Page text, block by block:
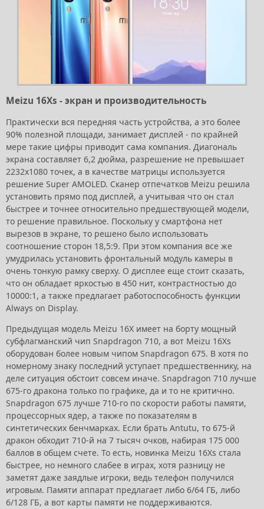
Meizu 16Xs - экран и производительность
Практически вся передняя часть устройства, а это более
90% полезной площади, занимает дисплей - по крайней
мере такие цифры приводит сама компания. Диагональ
экрана составляет 6,2 дюйма, разрешение не превышает
2232х1080 точек, а в качестве матрицы используется
решение Super AMOLED. Сканер отпечатков Meizu решила
установить прямо под дисплей, а учитывая что он стал
быстрее и точнее относительно предшествующей модели,
то решение правильное. Поскольку у смартфона нет
вырезов в экране, то решено было использовать
соотношение сторон 18,5:9. При этом компания все же
умудрилась установить фронтальный модуль камеры в
очень тонкую рамку сверху. О дисплее еще стоит сказать,
что он обладает яркостью в 450 нит, контрастностью до
10000:1, а также предлагает работоспособность функции
Always on Display.
Предыдущая модель Meizu 16X имеет на борту мощный
субфлагманский чип Snapdragon 710, а вот Meizu 16Xs
оборудован более новым чипом Snapdragon 675. B хотя по
номерному знаку последний уступает предшественнику, на
деле ситуация обстоит совсем иначе. Snapdragon 710 лучше
675-го дракона только по графике, да и то не критично.
Snapdragon 675 лучше 710-го по скорости работы памяти,
процессорных ядер, а также по показателям в
синтетических бенчмарках. Если брать Antutu, то 675-й
дракон обходит 710-й на 7 тысяч очков, набирая 175 000
баллов в общем счете. То есть, новинка Meizu 16Xs стала
быстрее, но немного слабее в играх, хотя разницу не
заметят даже заядлые игроки, ведь телефон получился
игровым. Памяти аппарат предлагает либо 6/64 ГБ, либо
6/128 ГБ, а вот карты памяти не поддерживаются.